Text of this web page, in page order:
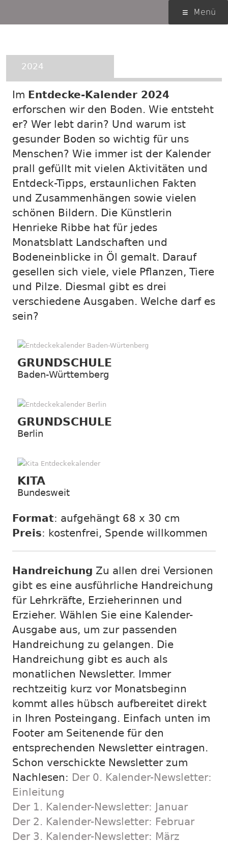
Menü
Menü
2024
Im Entdecke-Kalender 2024
erforschen wir den Boden. Wie entsteht
er? Wer lebt darin? Und warum ist
gesunder Boden so wichtig für uns
Menschen? Wie immer ist der Kalender
prall gefüllt mit vielen Aktivitäten und
Entdeck-Tipps, erstaunlichen Fakten
und Zusammenhängen sowie vielen
schönen Bildern. Die Künstlerin
Henrieke Ribbe hat für jedes
Monatsblatt Landschaften und
Bodeneinblicke in Öl gemalt. Darauf
gesellen sich viele, viele Pflanzen, Tiere
und Pilze. Diesmal gibt es drei
verschiedene Ausgaben. Welche darf es
sein?
GRUNDSCHULE
Baden-Württemberg
GRUNDSCHULE
Berlin
KITA
Bundesweit
Format: aufgehängt 68 x 30 cm
Preis: kostenfrei, Spende willkommen
Handreichung Zu allen drei Versionen
gibt es eine ausführliche Handreichung
für Lehrkräfte, Erzieherinnen und
Erzieher. Wählen Sie eine Kalender-
Ausgabe aus, um zur passenden
Handreichung zu gelangen. Die
Handreichung gibt es auch als
monatlichen Newsletter. Immer
rechtzeitig kurz vor Monatsbeginn
kommt alles hübsch aufbereitet direkt
in Ihren Posteingang. Einfach unten im
Footer am Seitenende für den
entsprechenden Newsletter eintragen.
Schon verschickte Newsletter zum
Nachlesen: Der 0. Kalender-Newsletter:
Einleitung
Der 1. Kalender-Newsletter: Januar
Der 2. Kalender-Newsletter: Februar
Der 3. Kalender-Newsletter: März